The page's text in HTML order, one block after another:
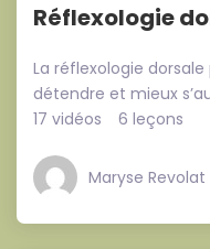
Réflexologie
La réflexologie
détendre et mieux
17 vidéos
6 leçons
Maryse Revolat